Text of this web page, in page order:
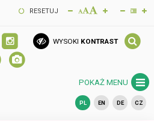
RESETUJ
WYSOKI KONTRAST
POKAŻ MENU
PL EN DE CZ